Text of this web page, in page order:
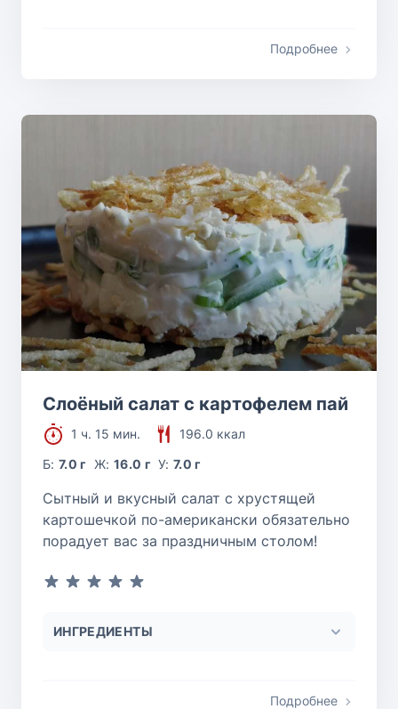
Подробнее
Слоёный салат с картофелем пай
1 ч. 15 мин.
196.0 ккал
Б:7.0 г Ж: 16.0 г У:7.0 г
Сытный и вкусный салат с хрустящей
картошечкой по-американски обязательно
порадует вас за праздничным столом!
ИНГРЕДИЕНТЫ
Подробнее